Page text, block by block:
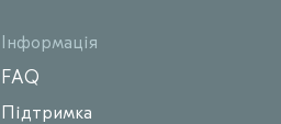
Інформація
FAQ
Підтримка